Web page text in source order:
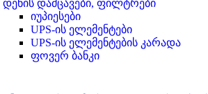
დენის დამცავები, ფილტრები
იუპიესები
UPS-ის ელემენტები
UPS-ის ელემენტების კარადა
ფოვერ ბანკი